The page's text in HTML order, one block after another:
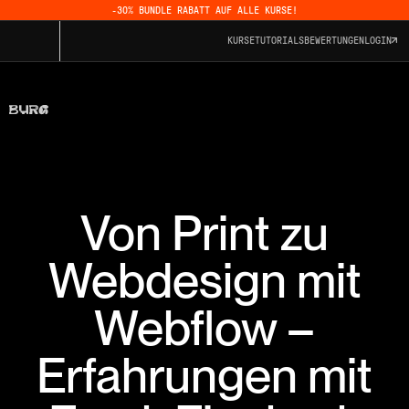
-30% BUNDLE RABATT AUF ALLE KURSE!
KURSETUTORIALSBEWERTUNGEN LOGIN
Von Print zu
Webdesign mit
Webflow –
Erfahrungen mit